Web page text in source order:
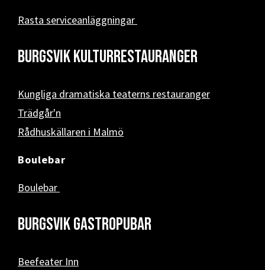
Rasta serviceanläggningar
Burgsvik kulturrestauranger
Kungliga dramatiska teaterns restauranger
Trädgår'n
Rådhuskällaren i Malmö
Boulebar
Boulebar
Burgsvik Gastropubar
Beefeater Inn